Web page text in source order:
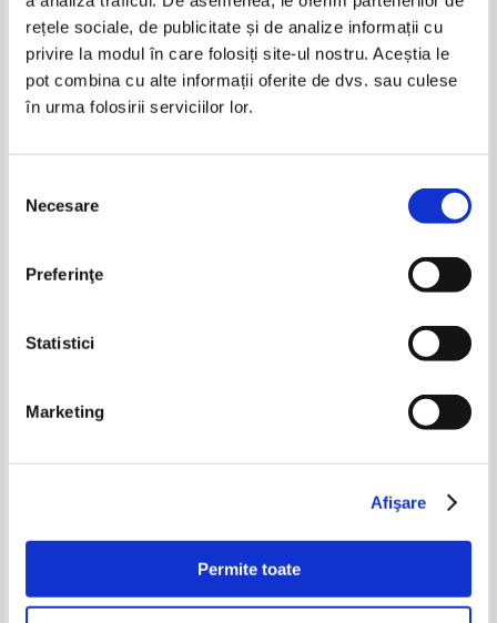
rețele sociale, de publicitate și de analize informații cu
privire la modul în care folosiți site-ul nostru. Aceștia le
pot combina cu alte informații oferite de dvs. sau culese
în urma folosirii serviciilor lor.
consimțământului
Necesare
Preferinţe
Statistici
Marketing
Afişare
Permite toate
Nicolae Iorga - Istoria Bisericii
romanesti si a vietii religioase a
multimilenar (2 volume)
Pret:80,00Lei
ceremonii, razboaie
93,50 Lei
Mihai Eminescu - Chestiunea
Catedrala Sfantului Iosif (album